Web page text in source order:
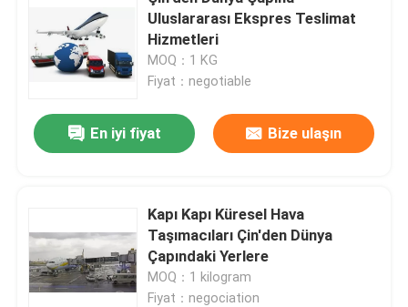
Bizim Hakkımızda
Fabrika turu
Bir İndirim İste
Uluslararası Ekspres Teslimat
Hizmetleri
MOQ：1 KG
Fiyat：negotiable
En iyi fiyat Bize ulaşın
Kapı Kapı Küresel Hava
Taşımacıları Çin'den Dünya
Çapındaki Yerlere
MOQ：1 kilogram
Fiyat：negociation